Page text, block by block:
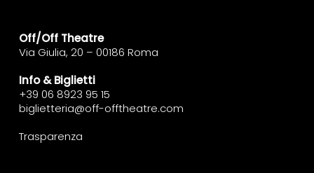
Off/Off Theatre
Via Giulia, 20 – 00186 Roma
Info & Biglietti
+39 06 8923 95 15
biglietteria@off-offtheatre.com
Trasparenza